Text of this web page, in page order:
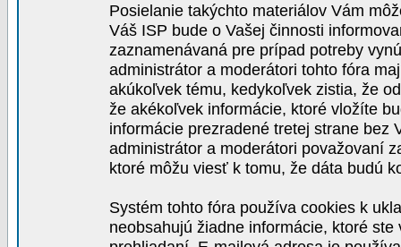
Posielanie takýchto materiálov Vám
Váš ISP bude o Vašej činnosti
zaznamenávaná pre prípad potreby
administrátor a moderátori tohto fóra
akúkoľvek tému, kedykoľvek zistia, že
že akékoľvek informácie, ktoré vložíte
informácie prezradené tretej strane bez
administrátor a moderátori považovaní
ktoré môžu viesť k tomu, že dáta budú
Systém tohto fóra používa cookies k
neobsahujú žiadne informácie, ktoré